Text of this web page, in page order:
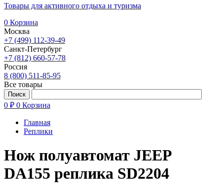
Товары для активного отдыха и туризма
0 Корзина
Москва
+7 (499) 112-39-49
Санкт-Петербург
+7 (812) 660-57-78
Россия
8 (800) 511-85-95
Все товары
0 ₽ 0 Корзина
Главная
Реплики
Нож полуавтомат JEEP
DA155 реплика SD2204